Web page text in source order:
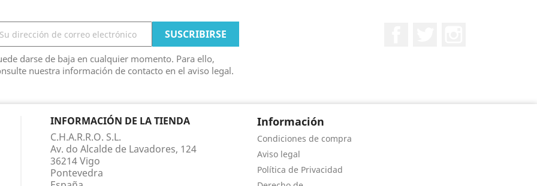
darse de baja en cualquier momento. Para ello,
nuestra información de contacto en el aviso legal.
INFORMACIÓN DE LA TIENDA
C.H.A.R.R.O. S.L.
Av. do Alcalde de Lavadores, 124
36214 Vigo
Pontevedra
Información
Condiciones de compra
Aviso legal
Política de Privacidad